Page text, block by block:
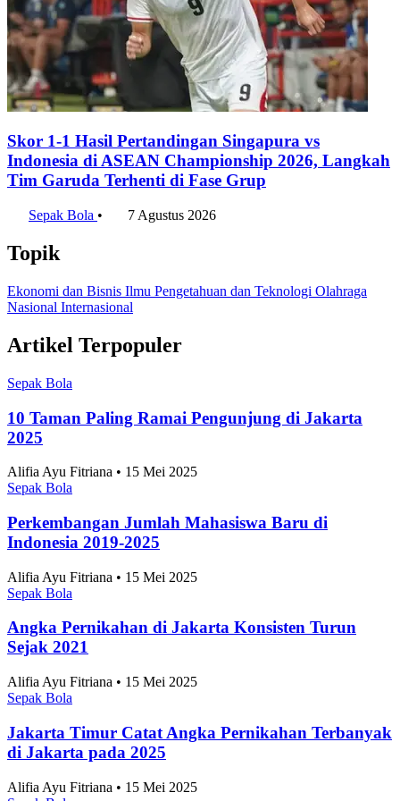
Skor 1-1 Hasil Pertandingan Singapura vs
Indonesia di ASEAN Championship 2026, Langkah
Tim Garuda Terhenti di Fase Grup
Sepak Bola • 7 Agustus 2026
Topik
Ekonomi dan Bisnis Ilmu Pengetahuan dan Teknologi Olahraga
Nasional Internasional
Artikel Terpopuler
Sepak Bola
10 Taman Paling Ramai Pengunjung di Jakarta
2025
Alifia Ayu Fitriana • 15 Mei 2025
Sepak Bola
Perkembangan Jumlah Mahasiswa Baru di
Indonesia 2019-2025
Alifia Ayu Fitriana • 15 Mei 2025
Sepak Bola
Angka Pernikahan di Jakarta Konsisten Turun
Sejak 2021
Alifia Ayu Fitriana • 15 Mei 2025
Sepak Bola
Jakarta Timur Catat Angka Pernikahan Terbanyak
di Jakarta pada 2025
Alifia Ayu Fitriana • 15 Mei 2025